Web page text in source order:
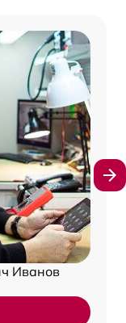
Иванов